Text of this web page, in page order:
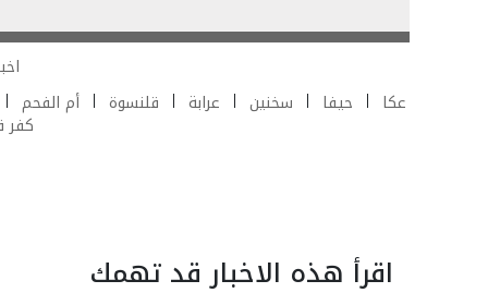
عكا
حيفا سخنين عرابة قلنسوة أم الفحم
كفر
اقرأ هذه الاخبار قد تهمك